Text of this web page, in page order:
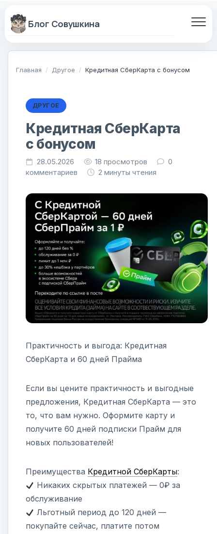
содержанию
Главная / Другое / Кредитная СберКарта с бонусом
ДРУГОЕ
Кредитная СберКарта
с бонусом
28.05.2026 18 просмотров
0
комментариев
2 минуты чтения
Практичность и выгода: Кредитная
СберКарта и 60 дней Прайма
Если вы цените практичность и выгодные
предложения, Кредитная СберКарта — это
то, что вам нужно. Оформите карту и
получите 60 дней подписки Прайм для
новых пользователей!
Преимущества Кредитной СберКарты:
Никаких скрытых платежей — 0₽ за
обслуживание
Льготный период до 120 дней —
покупайте сейчас, платите потом